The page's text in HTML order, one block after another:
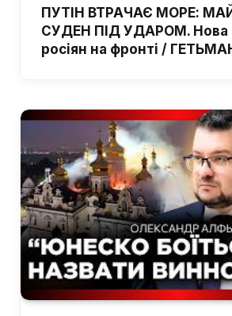
ПУТІН ВТРАЧАЄ МОРЕ:
СУДЕН ПІД УДАРОМ. Нова
росіян на фронті /